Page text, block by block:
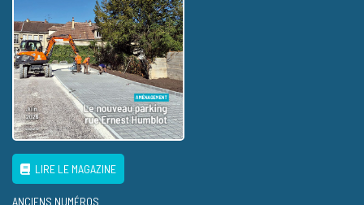
LIRE LE MAGAZINE
ANCIENS NUMÉROS